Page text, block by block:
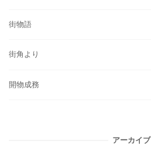
街物語
街角より
開物成務
アーカイブ